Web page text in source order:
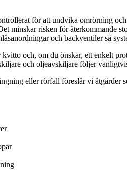
för att undvika omrörning
minskar risken för
och backventiler så
och, om du önskar, ett enkelt
och oljeavskiljare följer
eller rörfall föreslår vi